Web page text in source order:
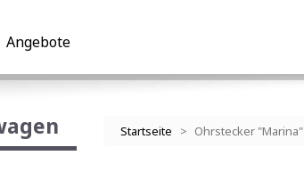
Angebote
Startseite > Ohrstecker "Marina"